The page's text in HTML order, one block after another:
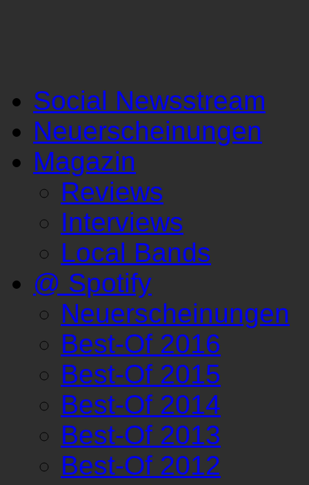
Social Newsstream
Neuerscheinungen
Magazin
Reviews
Interviews
Local Bands
@ Spotify
Neuerscheinungen
Best-Of 2016
Best-Of 2015
Best-Of 2014
Best-Of 2013
Best-Of 2012